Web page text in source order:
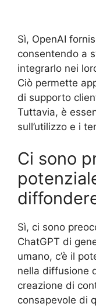
Sì, OpenAI
consentendo a
integrarlo nei
Ciò permette
di supporto
Tuttavia, è
sull’utilizzo e i
Ci sono
Sì, ci sono
ChatGPT di
umano, c’è il
nella diffusione
creazione di
consapevole di